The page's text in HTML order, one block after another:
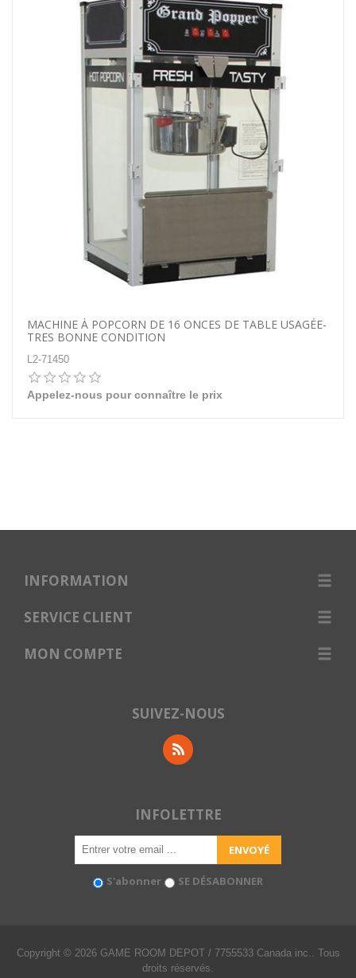
MACHINE À POPCORN DE 16 ONCES DE TABLE USAGÉE-
TRES BONNE CONDITION
L2-71450
Appelez-nous pour connaître le prix
INFORMATION
SERVICE CLIENT
MON COMPTE
SUIVEZ-NOUS
INFOLETTRE
S'abonner SE DÉSABONNER
Copyright © 2026 GAME ROOM DEPOT / 7755533 Canada inc.. Tous
droits réservés.